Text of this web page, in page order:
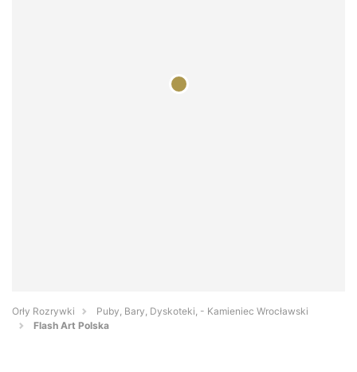
Orły Rozrywki
Puby, Bary, Dyskoteki, - Kamieniec Wrocławski
Flash Art Polska